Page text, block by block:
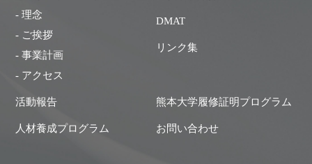
- 理念
- ご挨拶
- 事業計画
- アクセス
DMAT
リンク集
活動報告 熊本大学履修証明プログラム
人材養成プログラム お問い合わせ